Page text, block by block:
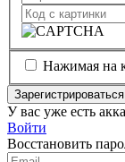
Нажимая на
Зарегистрироваться
У вас уже есть
Войти
Восстановить